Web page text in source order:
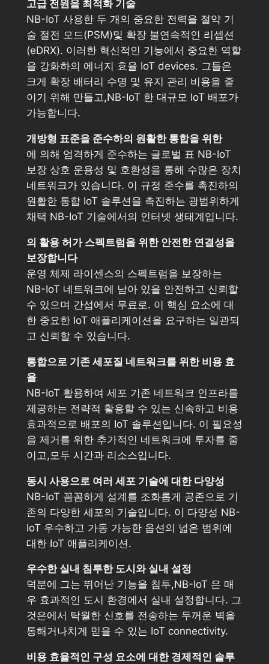
고급 전원을 최적화 기술
NB-IoT 사용한 두 개의 중요한 전력을 절약 기
술 절전 모드(PSM)및 확장 불연속적인 리셉션
(eDRX). 이러한 혁신적인 기능에서 중요한 역할
을 강화하의 에너지 효율 IoT devices. 그들은
크게 확장 배터리 수명 및 유지 관리 비용을 줄
이기 위해 만들고,NB-IoT 한 대규모 IoT 배포가
가능합니다.
개방형 표준을 준수하의 원활한 통합을 위한
에 의해 엄격하게 준수하는 글로벌 표 NB-IoT
보장 상호 운용성 및 호환성을 통해 수많은 장치
네트워크가 있습니다. 이 규정 준수를 촉진하의
원활한 통합 IoT 솔루션을 촉진하는 광범위하게
채택 NB-IoT 기술에서의 인터넷 생태계입니다.
의 활용 허가 스펙트럼을 위한 안전한 연결성을
보장합니다
운영 체제 라이센스의 스펙트럼을 보장하는
NB-IoT 네트워크에 남아 있을 안전하고 신뢰할
수 있으며 간섭에서 무료로. 이 핵심 요소에 대
한 중요한 IoT 애플리케이션을 요구하는 일관되
고 신뢰할 수 있습니다.
통합으로 기존 세포질 네트워크를 위한 비용 효
율
NB-IoT 활용하여 세포 기존 네트워크 인프라를
제공하는 전략적 활용할 수 있는 신속하고 비용
효과적으로 배포의 IoT 솔루션입니다. 이 필요성
을 제거를 위한 추가적인 네트워크에 투자를 줄
이고,모두 시간과 리소스입니다.
동시 사용으로 여러 세포 기술에 대한 다양성
NB-IoT 꼼꼼하게 설계를 조화롭게 공존으로 기
존의 다양한 세포의 기술입니다. 이 다양성 NB-
IoT 우수하고 가동 가능한 옵션의 넓은 범위에
대한 IoT 애플리케이션.
우수한 실내 침투한 도시와 실내 설정
덕분에 그는 뛰어난 기능을 침투,NB-IoT 은 매
우 효과적인 도시 환경에서 실내 설정합니다. 그
것은에서 탁월한 신호를 전송하는 두꺼운 벽을
통해거나치게 믿을 수 있는 IoT connectivity.
비용 효율적인 구성 요소에 대한 경제적인 솔루